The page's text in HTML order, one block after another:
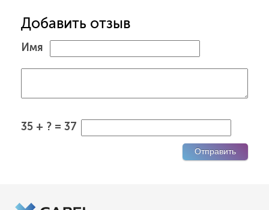
Добавить отзыв
Имя
35 + ? = 37